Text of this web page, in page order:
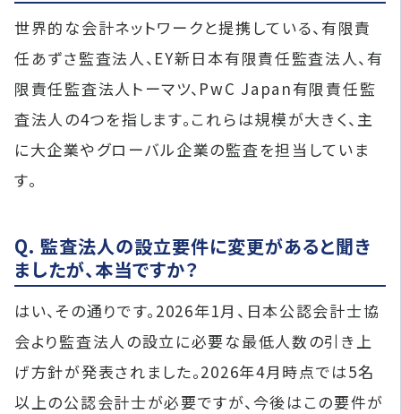
世界的な会計ネットワークと提携している、有限責
任あずさ監査法人、EY新日本有限責任監査法人、有
限責任監査法人トーマツ、PwC Japan有限責任監
査法人の4つを指します。これらは規模が大きく、主
に大企業やグローバル企業の監査を担当していま
す。
Q. 監査法人の設立要件に変更があると聞き
ましたが、本当ですか？
はい、その通りです。2026年1月、日本公認会計士協
会より監査法人の設立に必要な最低人数の引き上
げ方針が発表されました。2026年4月時点では5名
以上の公認会計士が必要ですが、今後はこの要件が